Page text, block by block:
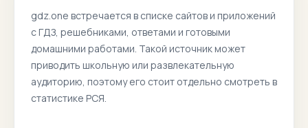
gdz.one встречается в списке сайтов и приложений
с ГДЗ, решебниками, ответами и готовыми
домашними работами. Такой источник может
приводить школьную или развлекательную
аудиторию, поэтому его стоит отдельно смотреть в
статистике РСЯ.